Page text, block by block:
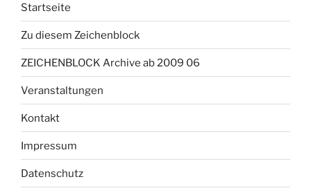
Startseite
Zu diesem Zeichenblock
ZEICHENBLOCK Archive ab 2009 06
Veranstaltungen
Kontakt
Impressum
Datenschutz